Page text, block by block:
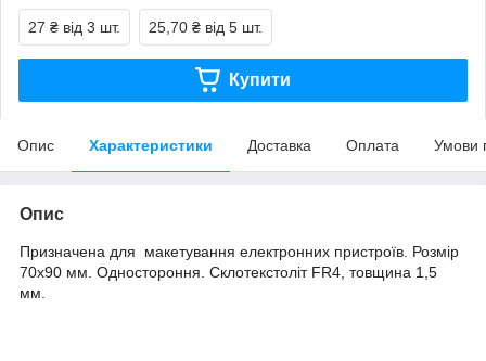
27 ₴ від 3 шт. 25,70 ₴ від 5 шт.
Купити
Опис Характеристики Доставка Оплата Умови
Опис
Призначена для макетування електронних пристроїв. Розмір
70х90 мм. Одностороння. Склотекстоліт FR4, товщина 1,5
мм.